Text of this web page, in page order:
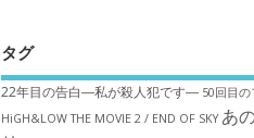
タグ
22年目の告白―私が殺人犯です― 50回目
HiGH&LOW THE MOVIE 2 / END OF SKY あ